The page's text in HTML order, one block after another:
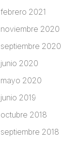
febrero 2021
noviembre 2020
septiembre 2020
junio 2020
mayo 2020
junio 2019
octubre 2018
septiembre 2018